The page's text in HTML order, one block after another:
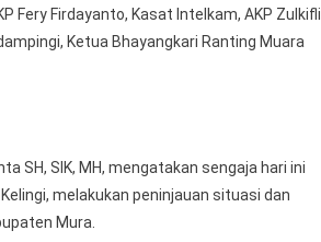
Fery Firdayanto, Kasat Intelkam, AKP
Ketua Bhayangkari Ranting Muara
SH, SIK, MH, mengatakan sengaja hari ini
melakukan peninjauan situasi dan
Mura.